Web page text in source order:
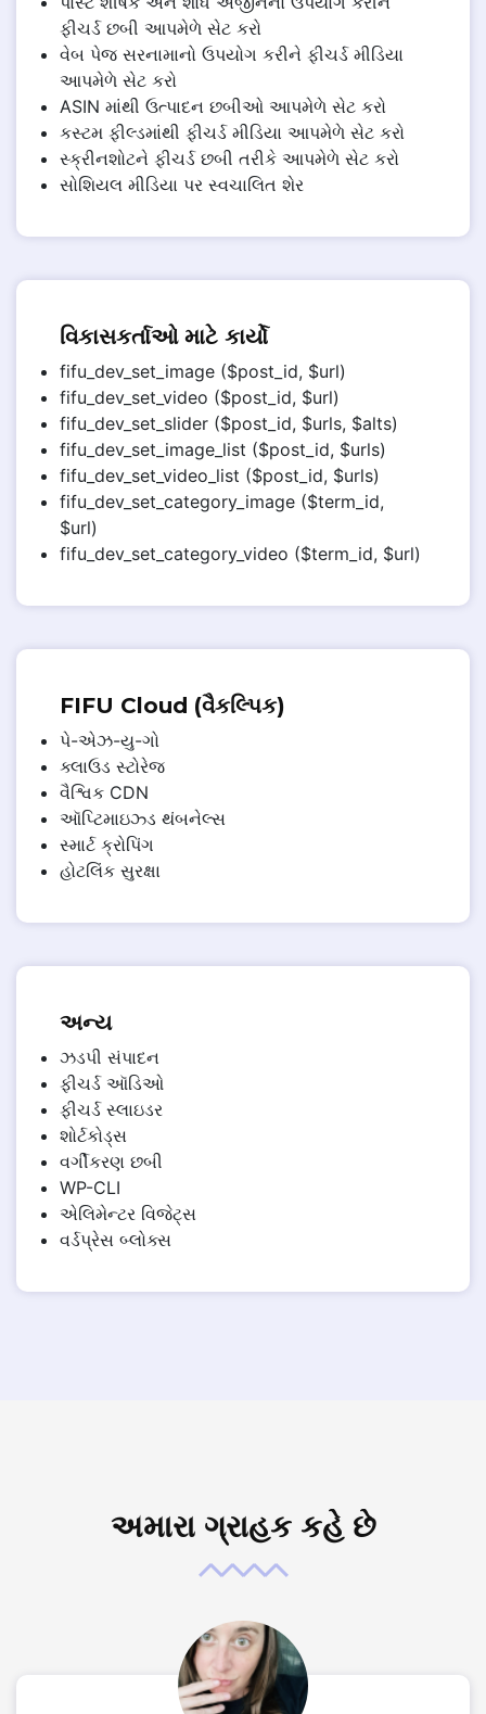
ફીચર્ડ છબી આપમેળે સેટ કરો
વેબ પેજ સરનામાનો ઉપયોગ કરીને ફીચર્ડ મીડિયા
આપમેળે સેટ કરો
ASIN માંથી ઉત્પાદન છબીઓ આપમેળે સેટ કરો
કસ્ટમ ફીલ્ડમાંથી ફીચર્ડ મીડિયા આપમેળે સેટ કરો
સ્ક્રીનશોટને ફીચર્ડ છબી તરીકે આપમેળે સેટ કરો
સોશિયલ મીડિયા પર સ્વચાલિત શેર
વિકાસકર્તાઓ માટે કાર્યો
fifu_dev_set_image ($post_id, $url)
fifu_dev_set_video ($post_id, $url)
fifu_dev_set_slider ($post_id, $urls, $alts)
fifu_dev_set_image_list ($post_id, $urls)
fifu_dev_set_video_list ($post_id, $urls)
fifu_dev_set_category_image ($term_id,
$url)
fifu_dev_set_category_video ($term_id, $url)
FIFU Cloud (વૈકલ્પિક)
પે-એઝ-યુ-ગો
ક્લાઉડ સ્ટોરેજ
વૈશ્વિક CDN
ઑપ્ટિમાઇઝ્ડ થંબનેલ્સ
સ્માર્ટ ક્રોપિંગ
હોટલિંક સુરક્ષા
અન્ય
ઝડપી સંપાદન
ફીચર્ડ ઑડિઓ
ફીચર્ડ સ્લાઇડર
શોર્ટકોડ્સ
વર્ગીકરણ છબી
WP-CLI
એલિમેન્ટર વિજેટ્સ
વર્ડપ્રેસ બ્લોક્સ
અમારા ગ્રાહક કહે છે